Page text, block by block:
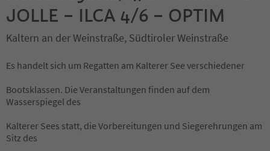
JOLLE – ILCA 4/6 – OPTIM
Kaltern an der Weinstraße, Südtiroler Weinstraße
Es handelt sich um Regatten am Kalterer See verschiedener
Bootsklassen. Die Veranstaltungen finden auf dem
Wasserspiegel des
Kalterer Sees statt, die Vorbereitungen und Siegerehrungen am
Sitz des